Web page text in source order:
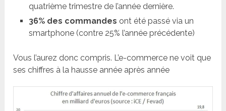
quatrième trimestre de l’année dernière.
36% des commandes ont été passé via un
smartphone (contre 25% l’année précédente)
Vous l’aurez donc compris. L’e-commerce ne voit que
ses chiffres à la hausse année après année